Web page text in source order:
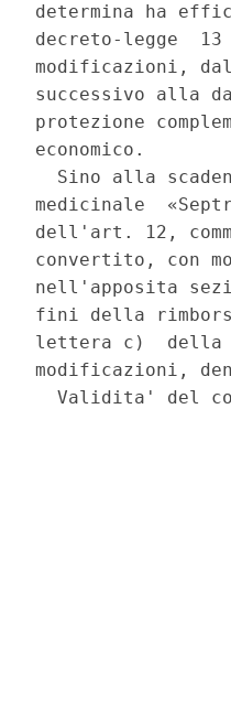
determina ha
decreto-legge
modificazioni,
successivo alla
protezione
economico.
Sino alla
medicinale
dell'art. 12,
convertito, con
nell'apposita
fini della
lettera c)  della
modificazioni,